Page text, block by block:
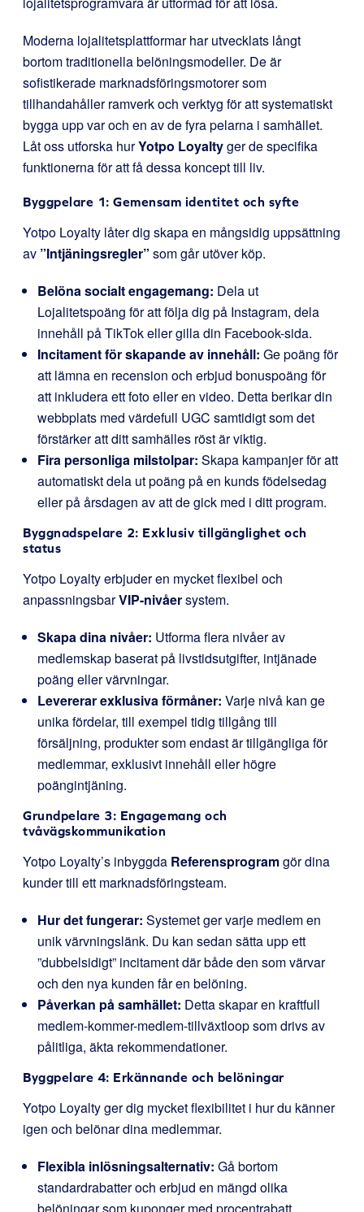
Moderna lojalitetsplattformar har utvecklats långt
bortom traditionella belöningsmodeller. De är
sofistikerade marknadsföringsmotorer som
tillhandahåller ramverk och verktyg för att systematiskt
bygga upp var och en av de fyra pelarna i samhället.
Låt oss utforska hurYotpo Loyaltyger de specifika
funktionerna för att få dessa koncept till liv.
Byggpelare 1: Gemensam identitet och syfte
Yotpo Loyalty låter dig skapa en mångsidig uppsättning
av ”Intjäningsregler” som går utöver köp.
Belöna socialt engagemang: Dela ut
Lojalitetspoäng för att följa dig på Instagram, dela
innehåll på TikTok eller gilla din Facebook-sida.
Incitament för skapande av innehåll: Ge poäng för
att lämna en recension och erbjud bonuspoäng för
att inkludera ett foto eller en video. Detta berikar din
webbplats med värdefull UGC samtidigt som det
förstärker att ditt samhälles röst är viktig.
Fira personliga milstolpar: Skapa kampanjer för att
automatiskt dela ut poäng på en kunds födelsedag
eller på årsdagen av att de gick med i ditt program.
Byggnadspelare 2: Exklusiv tillgänglighet och
status
Yotpo Loyalty erbjuder en mycket flexibel och
anpassningsbarVIP-nivåersystem.
Skapa dina nivåer: Utforma flera nivåer av
medlemskap baserat på livstidsutgifter, intjänade
poäng eller värvningar.
Levererar exklusiva förmåner: Varje nivå kan ge
unika fördelar, till exempel tidig tillgång till
försäljning, produkter som endast är tillgängliga för
medlemmar, exklusivt innehåll eller högre
poängintjäning.
Grundpelare 3: Engagemang och
tvåvägskommunikation
Yotpo Loyalty’s inbyggda Referensprogramgör dina
kunder till ett marknadsföringsteam.
Hur det fungerar: Systemet ger varje medlem en
unik värvningslänk. Du kan sedan sätta upp ett
”dubbelsidigt” incitament där både den som värvar
och den nya kunden får en belöning.
Påverkan på samhället: Detta skapar en kraftfull
medlem-kommer-medlem-tillväxtloop som drivs av
pålitliga, äkta rekommendationer.
Byggpelare 4: Erkännande och belöningar
Yotpo Loyalty ger dig mycket flexibilitet i hur du känner
igen och belönar dina medlemmar.
Flexibla inlösningsalternativ: Gå bortom
standardrabatter och erbjud en mängd olika